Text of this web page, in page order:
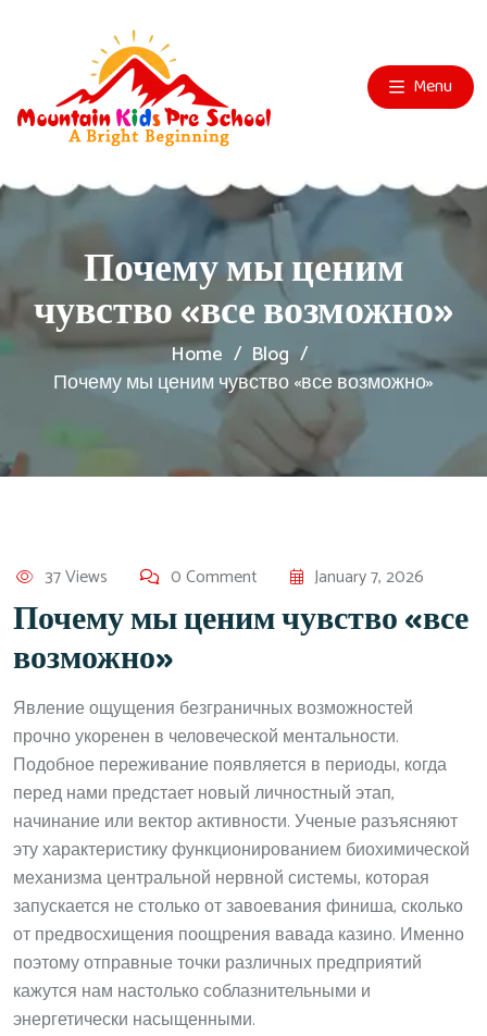
Menu
Почему мы ценим
чувство «все возможно»
Home
Blog
Почему мы ценим чувство «все возможно»
37 Views 0 Comment January 7, 2026
Почему мы ценим чувство «все
возможно»
Явление ощущения безграничных возможностей
прочно укоренен в человеческой ментальности.
Подобное переживание появляется в периоды, когда
перед нами предстает новый личностный этап,
начинание или вектор активности. Ученые разъясняют
эту характеристику функционированием биохимической
механизма центральной нервной системы, которая
запускается не столько от завоевания финиша, сколько
от предвосхищения поощрения вавада казино. Именно
поэтому отправные точки различных предприятий
кажутся нам настолько соблазнительными и
энергетически насыщенными.